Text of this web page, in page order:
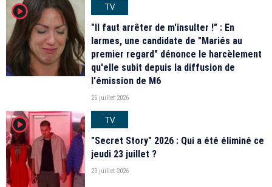
player2
TV
"Il faut arrêter de m'insulter !" : En
larmes, une candidate de "Mariés au
premier regard" dénonce le harcèlement
qu'elle subit depuis la diffusion de
l'émission de M6
26 juillet 2026
player2
TV
"Secret Story" 2026 : Qui a été éliminé ce
jeudi 23 juillet ?
23 juillet 2026